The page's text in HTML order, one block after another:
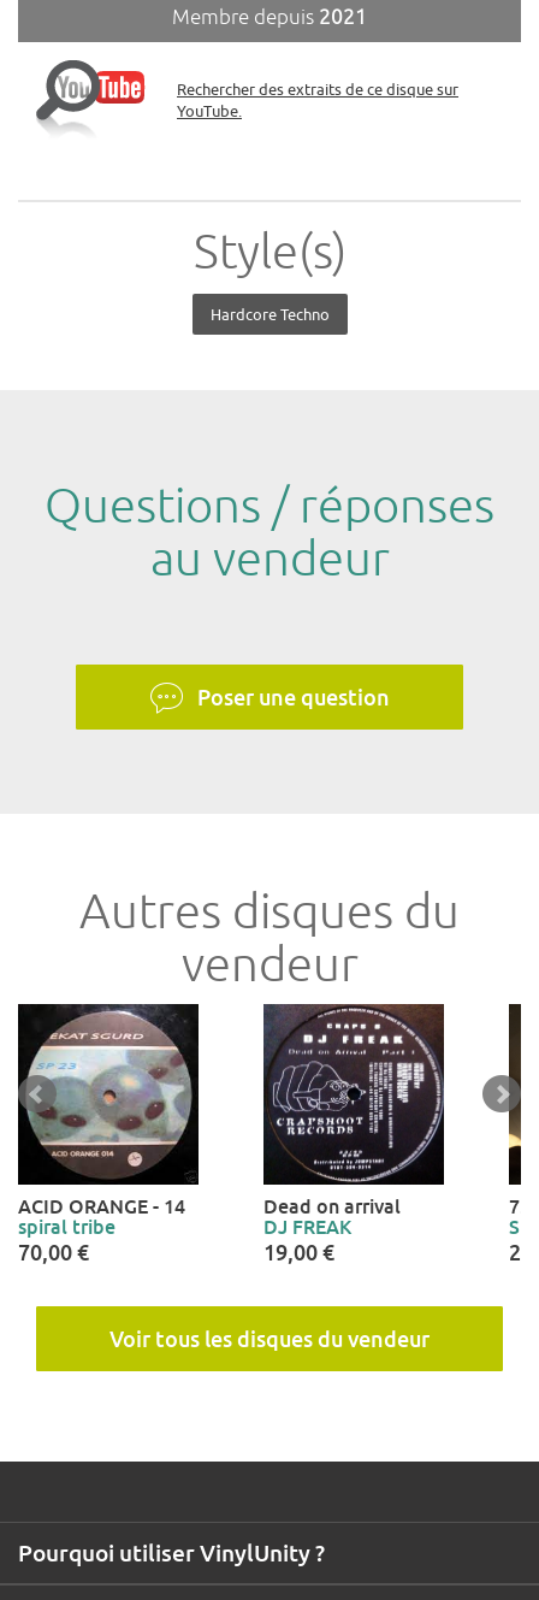
Membre depuis 2021
Rechercher des extraits de ce disque sur
YouTube.
Style(s)
Hardcore Techno
Questions / réponses
au vendeur
Poser une question
Autres disques du
vendeur
ACID ORANGE - 14
spiral tribe
70,00 €
Dead on arrival
DJ FREAK
19,00 €
Voir tous les disques du vendeur
Pourquoi utiliser VinylUnity ?